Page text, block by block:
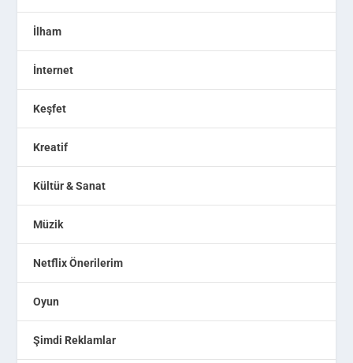
İlham
İnternet
Keşfet
Kreatif
Kültür & Sanat
Müzik
Netflix Önerilerim
Oyun
Şimdi Reklamlar